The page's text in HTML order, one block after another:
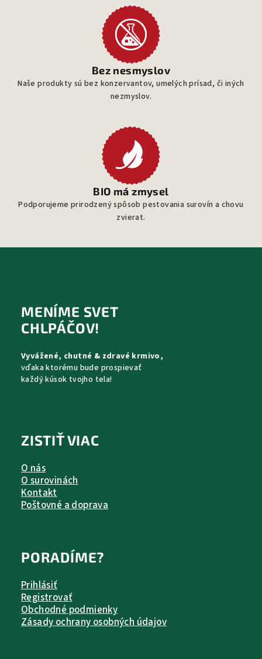
Bez nesmyslov
Naše produkty sú bez konzervantov, umelých prísad, či iných
nezmyslov.
BIO má zmysel
Podporujeme prirodzený spôsob pestovania surovín a chovu
zvierat.
MENÍME SVET
CHLPÁČOV!
Vyvážené, chutné & zdravé krmivo,
vďaka ktorému bude prospievať
každý kúsok tvojho tela!
ZISTIŤ VIAC
O nás
O surovinách
Kontakt
Poštovné a doprava
PORADÍME?
Prihlásiť
Registrovať
Obchodné podmienky
Zásady ochrany osobných údajov